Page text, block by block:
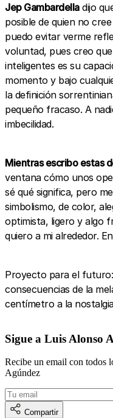
Jep Gambardelladijo
posible de quien no
puedo evitar verme
voluntad, pues creo
inteligentes es su
momento y bajo
la definición
pequeño fracaso. A
imbecilidad.
Mientras escribo estas
ventana cómo unos
sé qué significa, pero
simbolismo, de color,
optimista, ligero y algo
quiero a mi alrededor.
Proyecto para el
consecuencias de la
centímetro a la
Sigue a Luis Alonso
Recibe un email con todos
Agúndez
Compartir